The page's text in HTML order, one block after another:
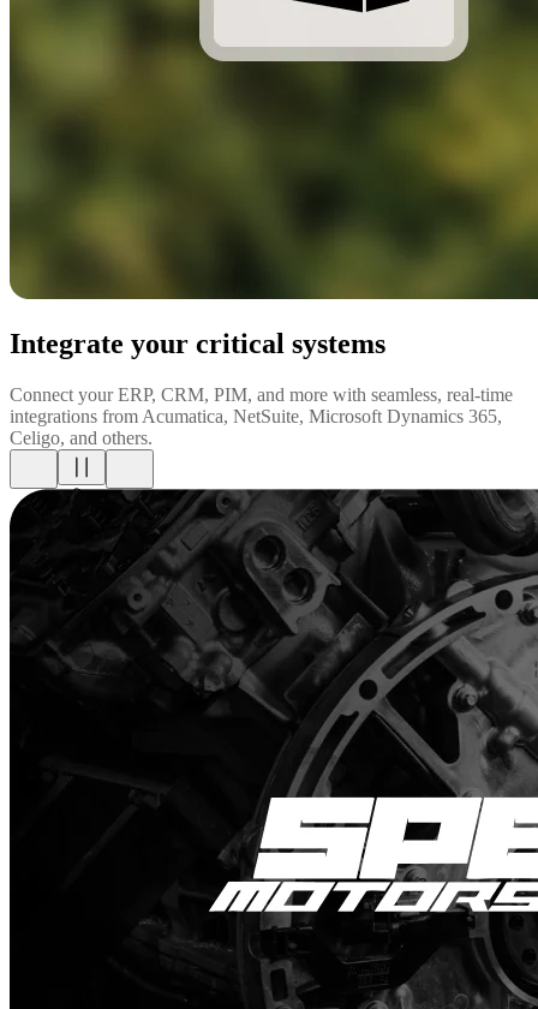
Integrate your critical systems
Connect your ERP, CRM, PIM, and more with seamless, real-time
integrations from Acumatica, NetSuite, Microsoft Dynamics 365,
Celigo, and others.